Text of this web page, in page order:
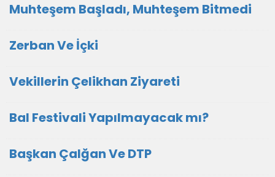
Muhteşem Başladı, Muhteşem Bitmedi
Zerban Ve İçki
Vekillerin Çelikhan Ziyareti
Bal Festivali Yapılmayacak mı?
Başkan Çalğan Ve DTP